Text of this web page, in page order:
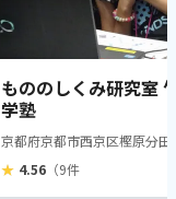
もののしくみ研究室
学塾
京都府京都市西京区樫原分
★ 4.56 （9件